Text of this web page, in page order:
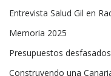
Entrevista Salud Gil en
Memoria 2025
Presupuestos desfasados
Construyendo una